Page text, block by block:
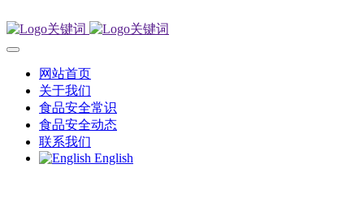
网站首页
关于我们
食品安全常识
食品安全动态
联系我们
English